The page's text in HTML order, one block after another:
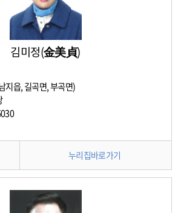
김미정(金美貞)
지읍, 길곡면, 부곡면)
누리집바로가기